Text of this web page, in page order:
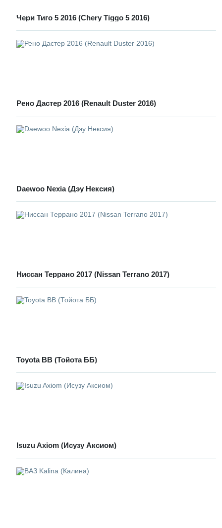
Чери Тиго 5 2016 (Chery Tiggo 5 2016)
Рено Дастер 2016 (Renault Duster 2016)
Daewoo Nexia (Дэу Нексия)
Ниссан Террано 2017 (Nissan Terrano 2017)
Toyota BB (Тойота ББ)
Isuzu Axiom (Исузу Аксиом)